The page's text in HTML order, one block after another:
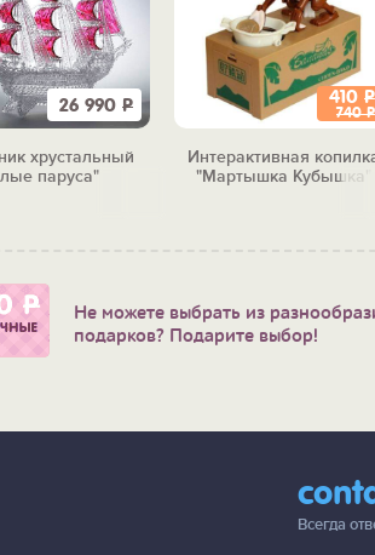
26 990 Р
хрустальный
паруса"
410 Р
740Р
Интерактивная
"Мартышка Кубышка"
Не можете выбрать из
подарков? Подарите выбор!
Всегда